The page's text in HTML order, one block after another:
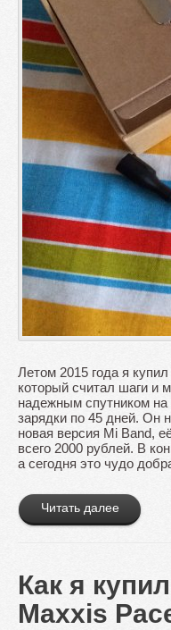
Летом 2015 года я
который считал шаги и
надежным спутником
зарядки по 45 дней. Он
новая версия Mi Band,
всего 2000 рублей. В
а сегодня это чудо
Читать далее
Как я
Maxxis